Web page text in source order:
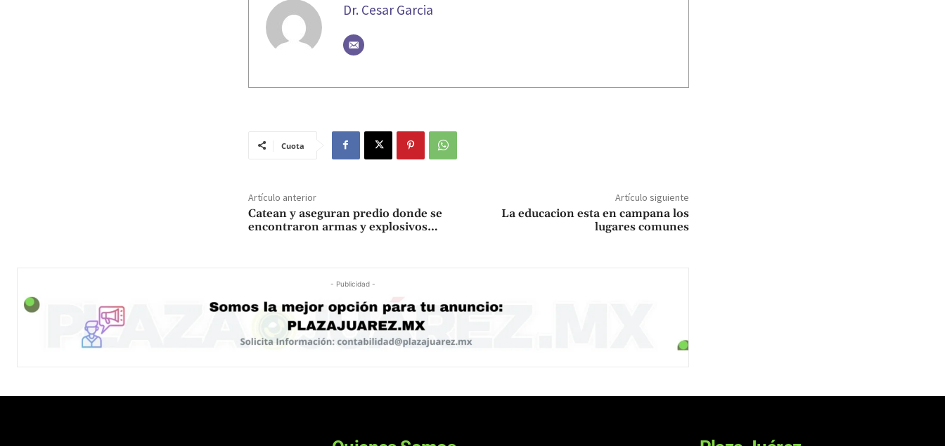
Dr. Cesar Garcia
Cuota
Artículo anterior
Catean y aseguran predio donde se
encontraron armas y explosivos…
Artículo siguiente
La educacion esta en campana los
lugares comunes
- Publicidad -